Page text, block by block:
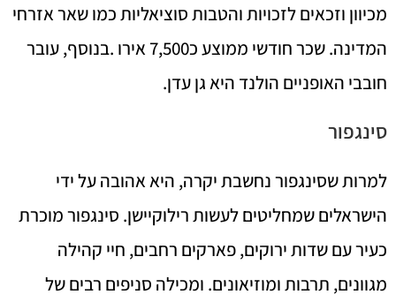
מכיוון וזכאים לזכויות והטבות סוציאליות כמו שאר אזרחי
המדינה. שכר חודשי ממוצע כ7,500 אירו .בנוסף, עובר
חובבי האופניים הולנד היא גן עדן.
סינגפור
למרות שסינגפור נחשבת יקרה, היא אהובה על ידי
הישראלים שמחליטים לעשות רילוקיישן. סינגפור מוכרת
כעיר עם שדות ירוקים, פארקים רחבים, חיי קהילה
מגוונים, תרבות ומוזיאונים. ומכילה סניפים רבים של